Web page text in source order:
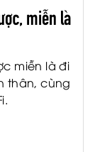
miễn là
miễn là đi
thân, cùng